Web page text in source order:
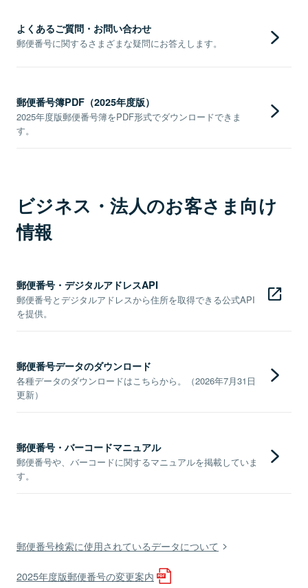
よくあるご質問・お問い合わせ
郵便番号に関するさまざまな疑問にお答えします。
郵便番号簿PDF（2025年度版）
2025年度版郵便番号簿をPDF形式でダウンロードできま
す。
ビジネス・法人のお客さま向け
情報
郵便番号・デジタルアドレスAPI
郵便番号とデジタルアドレスから住所を取得できる公式API
を提供。
郵便番号データのダウンロード
各種データのダウンロードはこちらから。（2026年7月31日
更新）
郵便番号・バーコードマニュアル
郵便番号や、バーコードに関するマニュアルを掲載していま
す。
郵便番号検索に使用されているデータについて
2025年度版郵便番号の変更案内